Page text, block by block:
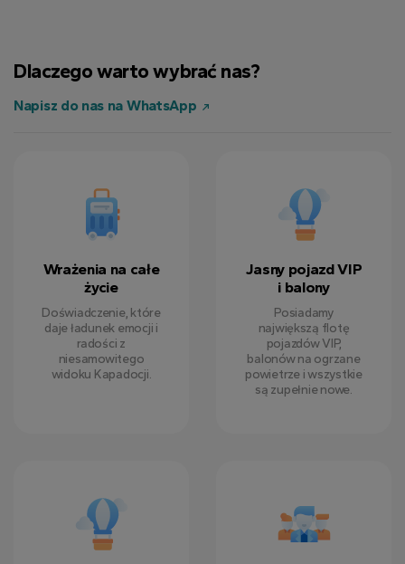
Dlaczego warto wybrać nas?
Napisz do nas na WhatsApp
Wrażenia na całe
życie
Doświadczenie, które
daje ładunek emocji i
radości z
niesamowitego
widoku Kapadocji.
Jasny pojazd VIP
i balony
Posiadamy
największą flotę
pojazdów VIP,
balonów na ogrzane
powietrze i wszystkie
są zupełnie nowe.